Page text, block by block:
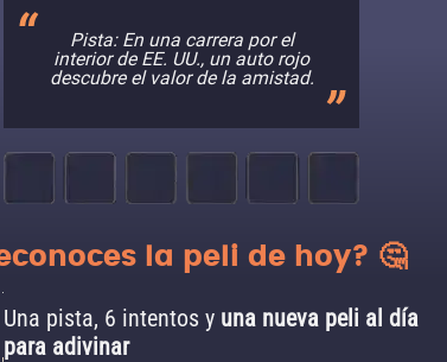
Pista: En una carrera por el
interior de EE. UU., un auto rojo
descubre el valor de la amistad.
la peli de hoy? 🤔
Una pista, 6 intentos y una nueva peli al día
para adivinar